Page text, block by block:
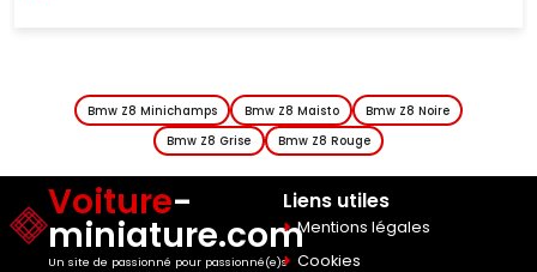
Bmw Z8 Minichamps Bmw Z8 Maisto
Bmw Z8 Noire
Bmw Z8 Grise
Bmw Z8 Rouge
Voiture-
miniature.com
Un site de passionné pour passionné(e)s
Liens utiles
Mentions légales
Cookies